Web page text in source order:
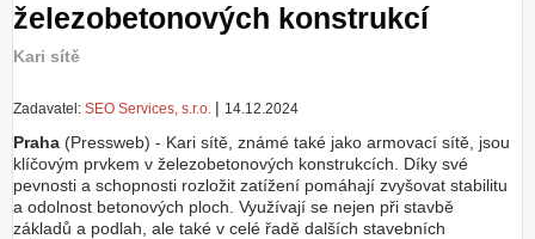
železobetonových konstrukcí
Kari sítě
Zadavatel: SEO Services, s.r.o. | 14.12.2024
Praha (Pressweb) - Kari sítě, známé také jako armovací sítě, jsou
klíčovým prvkem v železobetonových konstrukcích. Díky své
pevnosti a schopnosti rozložit zatížení pomáhají zvyšovat stabilitu
a odolnost betonových ploch. Využívají se nejen při stavbě
základů a podlah, ale také v celé řadě dalších stavebních